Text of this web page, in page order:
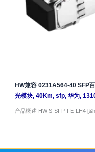
HW兼容 0231A564-40 SFP
光模块, 40Km, sfp, 华为,
产品概述 HW S-SFP-FE-LH4